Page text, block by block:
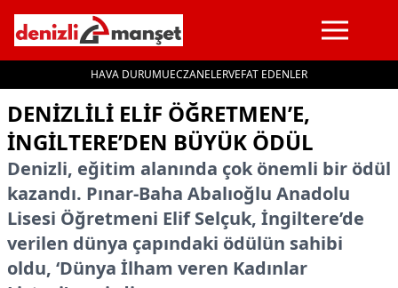
HAVA DURUMUECZANELERVEFAT EDENLER
İçeriğe geç
DENIZLILI ELIF ÖĞRETMEN’E,
İNGILTERE’DEN BÜYÜK ÖDÜL
Denizli, eğitim alanında çok önemli bir ödül
kazandı. Pınar-Baha Abalıoğlu Anadolu
Lisesi Öğretmeni Elif Selçuk, İngiltere’de
verilen dünya çapındaki ödülün sahibi
oldu, ‘Dünya İlham veren Kadınlar